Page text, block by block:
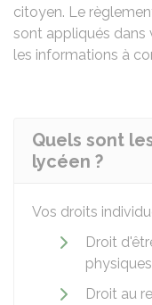
citoyen. Le
sont appliqués dans
les informations à
Quels sont
lycéen ?
Vos droits
Droit
Droit au